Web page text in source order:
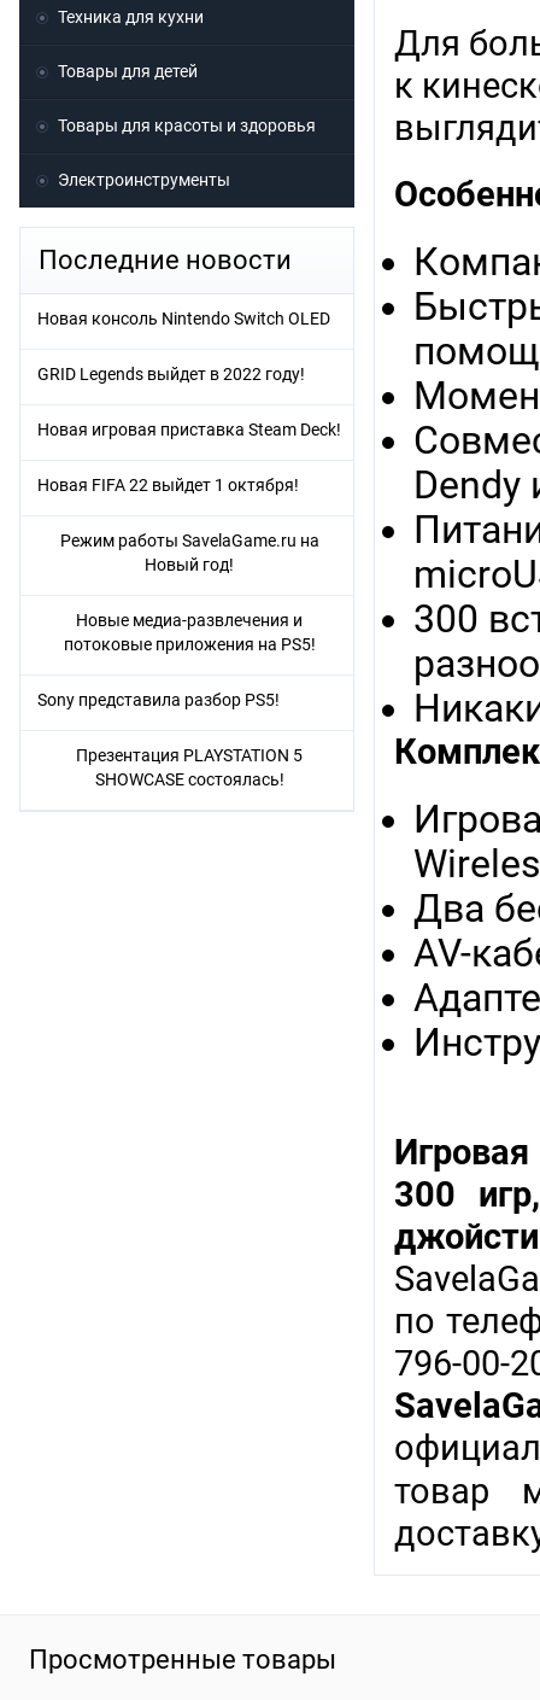
Для
к
Dendy
300
Два
AV-
300
по
796-00-
товар
Техника для кухни
Товары для детей
Товары для красоты и здоровья
Электроинструменты
Последние новости
Новая консоль Nintendo Switch OLED
GRID Legends выйдет в 2022 году!
Новая игровая приставка Steam Deck!
Новая FIFA 22 выйдет 1 октября!
Режим работы SavelaGame.ru на
Новый год!
Новые медиа-развлечения и
потоковые приложения на PS5!
Sony представила разбор PS5!
Презентация PLAYSTATION 5
SHOWCASE состоялась!
Просмотренные товары